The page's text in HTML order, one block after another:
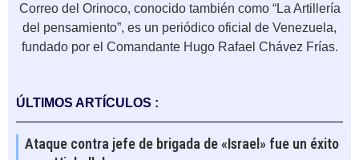
Correo del Orinoco, conocido también como “La Artillería
del pensamiento”, es un periódico oficial de Venezuela,
fundado por el Comandante Hugo Rafael Chávez Frías.
ÚLTIMOS ARTÍCULOS :
Ataque contra jefe de brigada de «Israel» fue un éxito